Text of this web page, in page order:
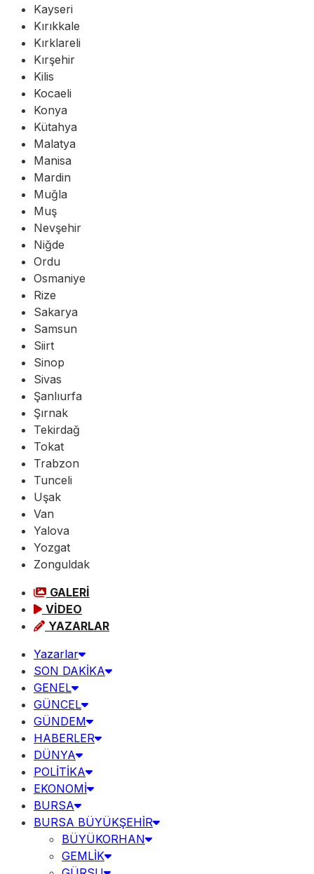
Kayseri
Kırıkkale
Kırklareli
Kırşehir
Kilis
Kocaeli
Konya
Kütahya
Malatya
Manisa
Mardin
Muğla
Muş
Nevşehir
Niğde
Ordu
Osmaniye
Rize
Sakarya
Samsun
Siirt
Sinop
Sivas
Şanlıurfa
Şırnak
Tekirdağ
Tokat
Trabzon
Tunceli
Uşak
Van
Yalova
Yozgat
Zonguldak
GALERİ
VİDEO
YAZARLAR
Yazarlar
SON DAKİKA
GENEL
GÜNCEL
GÜNDEM
HABERLER
DÜNYA
POLİTİKA
EKONOMİ
BURSA
BURSA BÜYÜKŞEHİR
BÜYÜKORHAN
GEMLİK